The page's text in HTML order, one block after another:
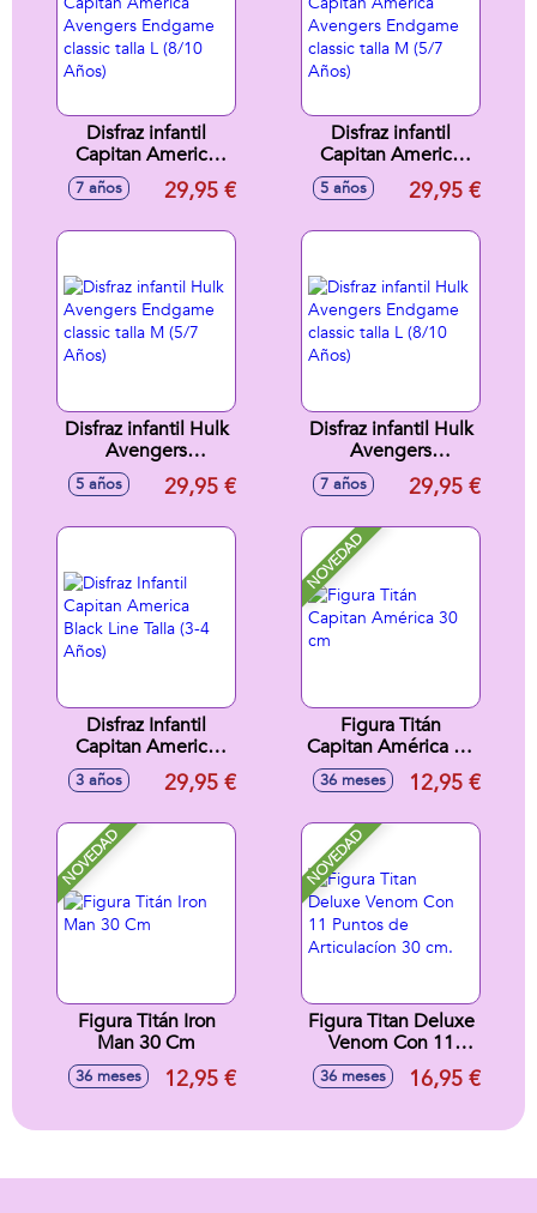
Disfraz infantil
Capitan America
Avengers
Endgame classic
7 años 29,95 €
Disfraz infantil
Capitan America
Avengers
Endgame classic
5 años 29,95 €
Disfraz infantil Hulk
Avengers
Endgame classic
talla M (5/7 Años)
5 años 29,95 €
Disfraz infantil Hulk
Avengers
Endgame classic
talla L (8/10 Años)
7 años 29,95 €
Disfraz Infantil
Capitan America
Black Line Talla (3-4
Años)
3 años 29,95 €
NOVEDAD
Figura Titán
Capitan América 30
cm
36 meses 12,95 €
NOVEDAD
Figura Titán Iron
Man 30 Cm
36 meses 12,95 €
NOVEDAD
Figura Titan Deluxe
Venom Con 11
Puntos de
Articulacíon 30 cm.
36 meses 16,95 €